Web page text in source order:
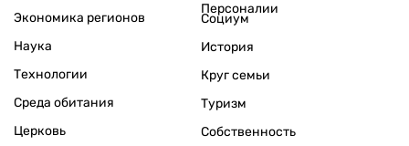
Экономика регионов
Персоналии
Наука
Технологии
Среда обитания
Церковь
Социум
История
Круг семьи
Туризм
Собственность